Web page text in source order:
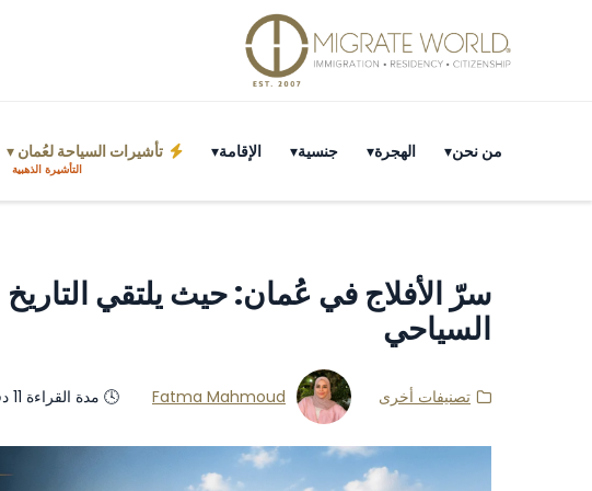
من نحن الهجرة جنسية الإقامة تأشيرات السياحة لعُمان
التأشيرة الذهبية
سرّ الأفلاج في عُمان: حيث يلتقي التاريخ
السياحي
تصنيفات أخرى Fatma Mahmoud 🕓 مدة القراءة 11 دقائق